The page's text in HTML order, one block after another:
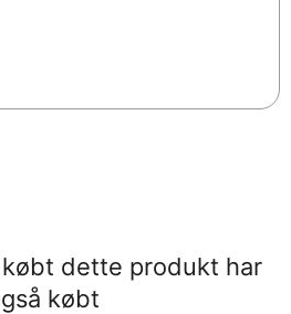
dette produkt har
købt